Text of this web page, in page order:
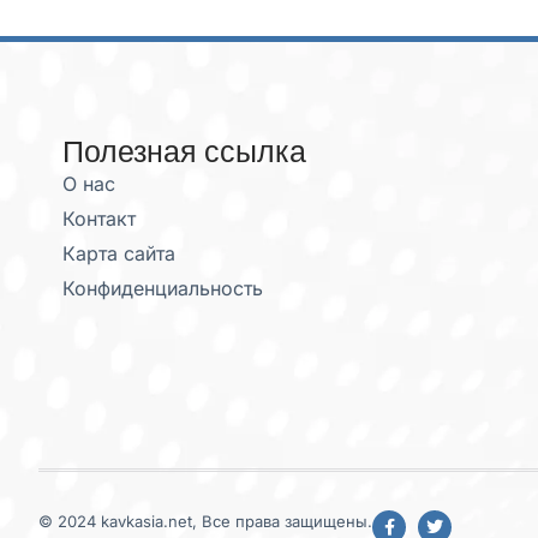
Полезная ссылка
О нас
Контакт
Карта сайта
Конфиденциальность
© 2024 kavkasia.net, Все права защищены.